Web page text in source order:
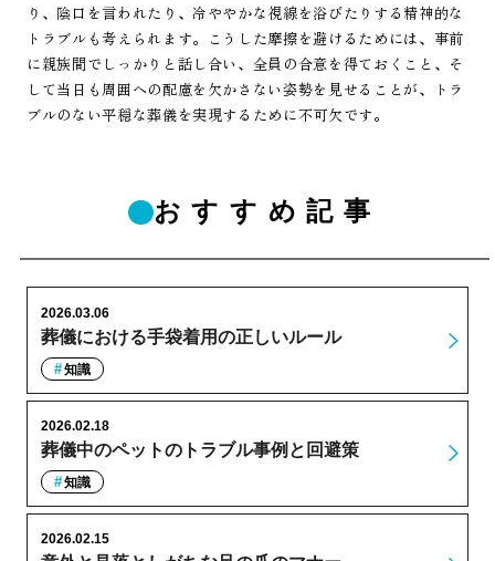
り、陰口を言われたり、冷ややかな視線を浴びたりする精神的な
トラブルも考えられます。こうした摩擦を避けるためには、事前
に親族間でしっかりと話し合い、全員の合意を得ておくこと、そ
して当日も周囲への配慮を欠かさない姿勢を見せることが、トラ
ブルのない平穏な葬儀を実現するために不可欠です。
おすすめ記事
葬儀における手袋着用の正しいルール
2026.03.06
知識
葬儀中のペットのトラブル事例と回避策
2026.02.18
知識
2026.02.15